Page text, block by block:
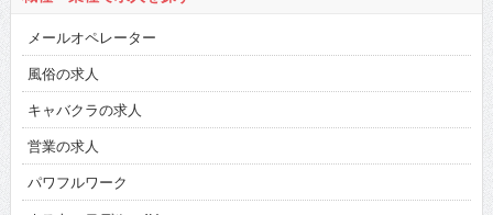
メールオペレーター
風俗の求人
キャバクラの求人
営業の求人
パワフルワーク